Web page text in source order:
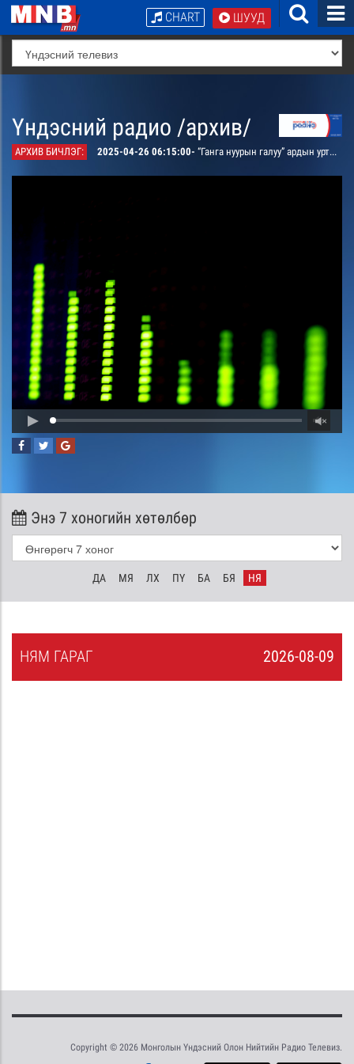
ШУУД
CHART
Үндэсний радио /архив/
АРХИВ БИЧЛЭГ: 2025-04-26 06:15:00- “Ганга нуурын галуу” ардын уртын дуу
Энэ 7 хоногийн хөтөлбөр
ДА МЯ ЛХ ПҮ БА БЯ НЯ
2026-08-09
НЯМ ГАРАГ
Copyright © 2026 Монголын Үндэсний Олон Нийтийн Радио Телевиз.